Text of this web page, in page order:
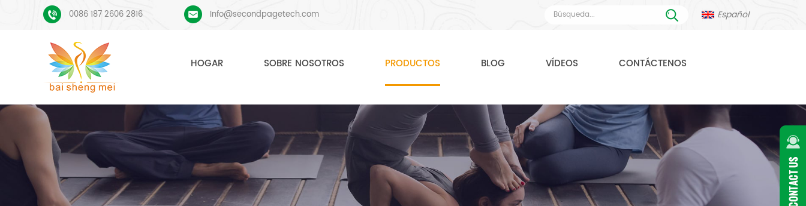
0086 187 2606 2816 Info@secondpagetech.com Español
HOGAR SOBRE NOSOTROS PRODUCTOS BLOG VÍDEOS CONTÁCTENOS